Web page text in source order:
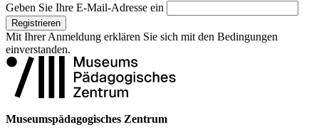
Geben Sie Ihre E-Mail-Adresse ein
Registrieren
Mit Ihrer Anmeldung erklären Sie sich mit den Bedingungen
einverstanden.
Museumspädagogisches Zentrum